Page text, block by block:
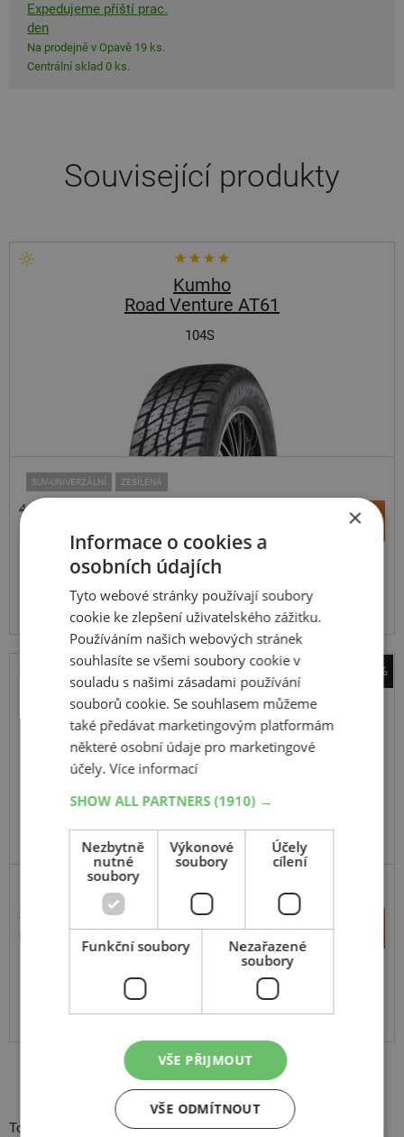
Expedujeme příští prac.
den
Na prodejně v Opavě 19 ks.
Centrální sklad 0 ks.
Související produkty
Kumho
Road Venture AT61
104S
SUV-UNIVERZÁLNÍ ZESÍLENÁ
4 116 Kč
3 965 Kč Koupit
SKLADEM Expedujeme do 5 dnů
Na prodejně v Opavě do 5 dnů.
Centrální sklad 12 ks.
-41%
Bridgestone
Duravis Van Winter
109H
C,Enliten
11 013 Kč
6 450 Kč
SKLADEM Expedujeme do 2 dnů
Na prodejně v Opavě do 2 dnů.
Centrální sklad 20 ks.
To správné vybavení vám vždy může usnadnit život na cestách.
×
Informace o cookies a
osobních údajích
Tyto webové stránky používají soubory
cookie ke zlepšení uživatelského zážitku.
Používáním našich webových stránek
souhlasíte se všemi soubory cookie v
souladu s našimi zásadami používání
souborů cookie. Se souhlasem můžeme
také předávat marketingovým platformám
některé osobní údaje pro marketingové
účely.Více informací
SHOW ALL PARTNERS(1910) →
Nezbytně
nutné
soubory
Výkonové
soubory
Účely
cílení
Funkční soubory
Nezařazené
soubory
VŠE PŘIJMOUT
VŠE ODMÍTNOUT